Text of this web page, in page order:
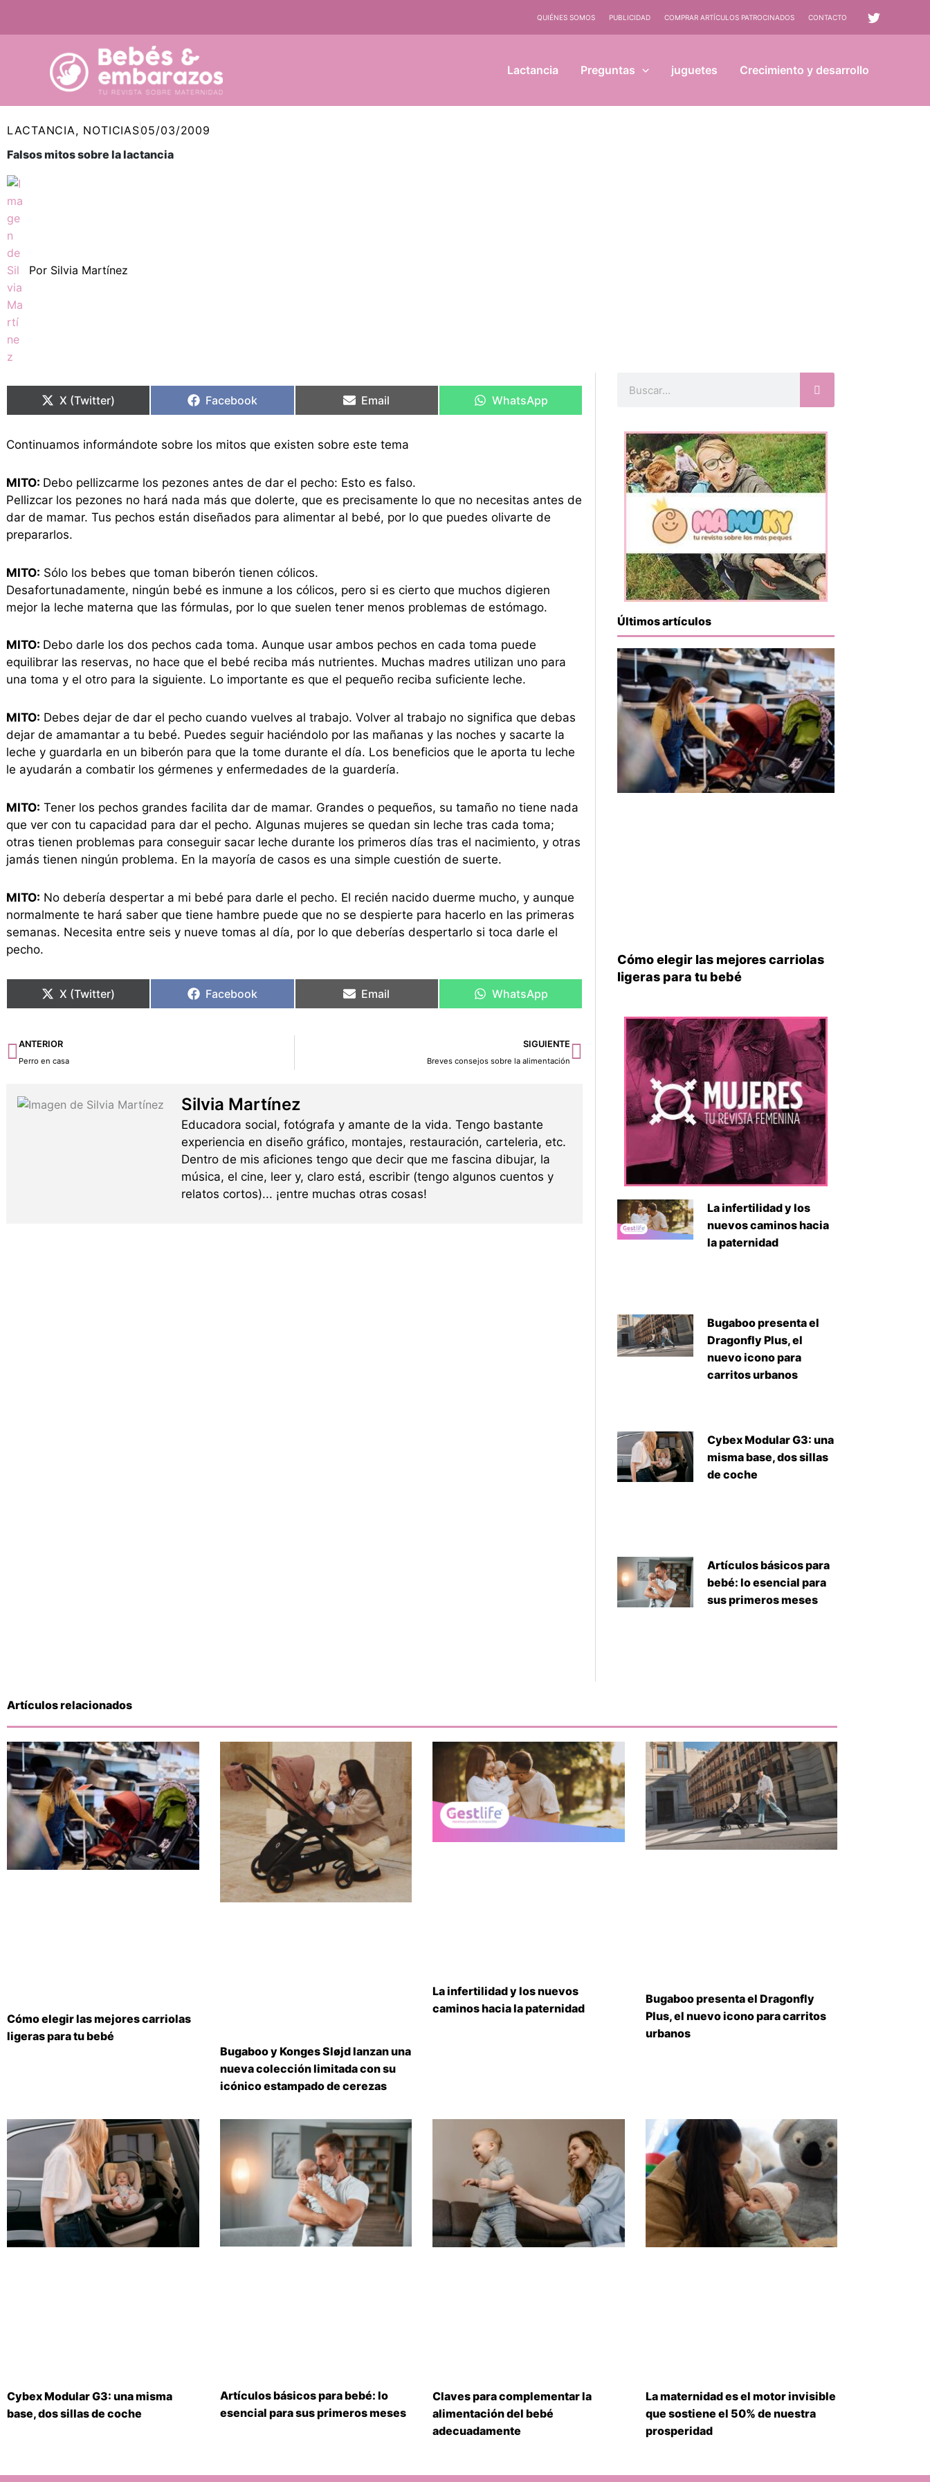
QUIÉNES SOMOS PUBLICIDAD COMPRAR ARTÍCULOS PATROCINADOS CONTACTO
Lactancia Preguntas juguetes Crecimiento y desarrollo
LACTANCIA, NOTICIAS05/03/2009
Falsos mitos sobre la lactancia
Por Silvia Martínez
en
X (Twitter)
en
Facebook
en
Email
en
WhatsApp
Continuamos informándote sobre los mitos que existen sobre este tema
MITO: Debo pellizcarme los pezones antes de dar el pecho: Esto es falso.
Pellizcar los pezones no hará nada más que dolerte, que es precisamente lo que no necesitas antes de
dar de mamar. Tus pechos están diseñados para alimentar al bebé, por lo que puedes olivarte de
prepararlos.
MITO: Sólo los bebes que toman biberón tienen cólicos.
Desafortunadamente, ningún bebé es inmune a los cólicos, pero si es cierto que muchos digieren
mejor la leche materna que las fórmulas, por lo que suelen tener menos problemas de estómago.
MITO: Debo darle los dos pechos cada toma. Aunque usar ambos pechos en cada toma puede
equilibrar las reservas, no hace que el bebé reciba más nutrientes. Muchas madres utilizan uno para
una toma y el otro para la siguiente. Lo importante es que el pequeño reciba suficiente leche.
MITO: Debes dejar de dar el pecho cuando vuelves al trabajo. Volver al trabajo no significa que debas
dejar de amamantar a tu bebé. Puedes seguir haciéndolo por las mañanas y las noches y sacarte la
leche y guardarla en un biberón para que la tome durante el día. Los beneficios que le aporta tu leche
le ayudarán a combatir los gérmenes y enfermedades de la guardería.
MITO: Tener los pechos grandes facilita dar de mamar. Grandes o pequeños, su tamaño no tiene nada
que ver con tu capacidad para dar el pecho. Algunas mujeres se quedan sin leche tras cada toma;
otras tienen problemas para conseguir sacar leche durante los primeros días tras el nacimiento, y otras
jamás tienen ningún problema. En la mayoría de casos es una simple cuestión de suerte.
MITO: No debería despertar a mi bebé para darle el pecho. El recién nacido duerme mucho, y aunque
normalmente te hará saber que tiene hambre puede que no se despierte para hacerlo en las primeras
semanas. Necesita entre seis y nueve tomas al día, por lo que deberías despertarlo si toca darle el
pecho.
en
X (Twitter)
en
Facebook
en
Email
en
WhatsApp
Ant
ANTERIOR
Perro en casa
SIGUIENTE
Breves consejos sobre la alimentación
Siguiente
Silvia Martínez
Educadora social, fotógrafa y amante de la vida. Tengo bastante
experiencia en diseño gráfico, montajes, restauración, carteleria, etc.
Dentro de mis aficiones tengo que decir que me fascina dibujar, la
música, el cine, leer y, claro está, escribir (tengo algunos cuentos y
relatos cortos)... ¡entre muchas otras cosas!
Últimos artículos
Cómo elegir las mejores carriolas
ligeras para tu bebé
La infertilidad y los
nuevos caminos hacia
la paternidad
Bugaboo presenta el
Dragonfly Plus, el
nuevo icono para
carritos urbanos
Cybex Modular G3: una
misma base, dos sillas
de coche
Artículos básicos para
bebé: lo esencial para
sus primeros meses
Artículos relacionados
Cómo elegir las mejores carriolas
ligeras para tu bebé
Bugaboo y Konges Sløjd lanzan una
nueva colección limitada con su
icónico estampado de cerezas
La infertilidad y los nuevos
caminos hacia la paternidad
Bugaboo presenta el Dragonfly
Plus, el nuevo icono para carritos
urbanos
Cybex Modular G3: una misma
base, dos sillas de coche
Artículos básicos para bebé: lo
esencial para sus primeros meses
Claves para complementar la
alimentación del bebé
adecuadamente
La maternidad es el motor invisible
que sostiene el 50% de nuestra
prosperidad